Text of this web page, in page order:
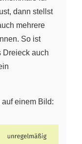
dann stellst
mehrere
So ist
Dreieck auch
einem Bild: